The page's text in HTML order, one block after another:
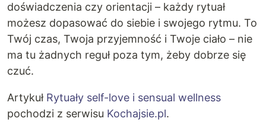
doświadczenia czy orientacji – każdy rytuał
możesz dopasować do siebie i swojego rytmu. To
Twój czas, Twoja przyjemność i Twoje ciało – nie
ma tu żadnych reguł poza tym, żeby dobrze się
czuć.
Artykuł Rytuały self-love i sensual wellness
pochodzi z serwisu Kochajsie.pl.